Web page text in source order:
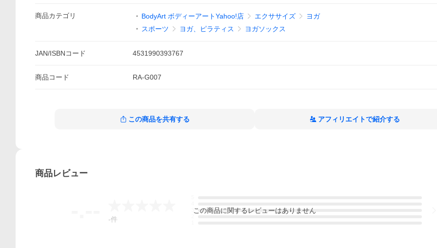
商品カテゴリ BodyArt ボディーアートYahoo!店 エクササイズ
ヨガ
スポーツ
ヨガ、ピラティス ヨガソックス
JAN/ISBNコード 4531990393767
商品コード RA-G007
この商品を共有する アフィリエイトで紹介する
商品レビュー
-件
この商品に関するレビューはありません